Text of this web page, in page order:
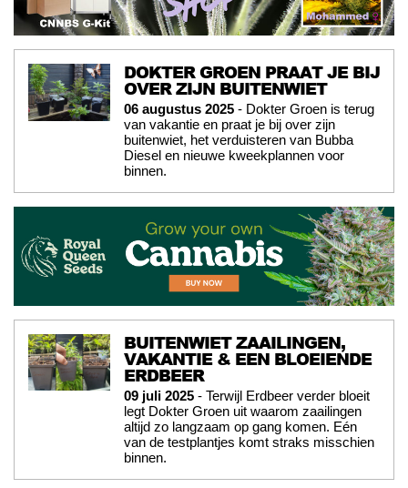
DOKTER GROEN PRAAT JE BIJ
OVER ZIJN BUITENWIET
06 augustus 2025 - Dokter Groen is terug
van vakantie en praat je bij over zijn
buitenwiet, het verduisteren van Bubba
Diesel en nieuwe kweekplannen voor
binnen.
BUITENWIET ZAAILINGEN,
VAKANTIE & EEN BLOEIENDE
ERDBEER
09 juli 2025 - Terwijl Erdbeer verder bloeit
legt Dokter Groen uit waarom zaailingen
altijd zo langzaam op gang komen. Eén
van de testplantjes komt straks misschien
binnen.